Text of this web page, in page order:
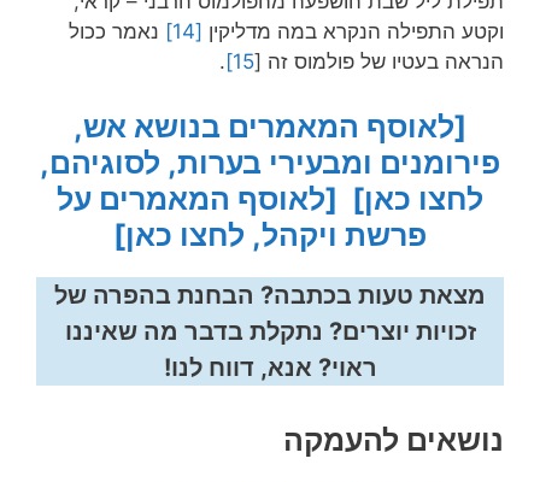
וקטע התפילה הנקרא במה מדליקין [14]
נאמר ככול
הנראה בעטיו של פולמוס זה [15]
.
[לאוסף המאמרים בנושא אש,
פירומנים ומבעירי בערות, לסוגיהם,
לחצו כאן] [לאוסף המאמרים על
פרשת ויקהל, לחצו כאן]
מצאת טעות בכתבה? הבחנת בהפרה של
זכויות יוצרים? נתקלת בדבר מה שאיננו
ראוי? אנא, דווח לנו!
נושאים להעמקה